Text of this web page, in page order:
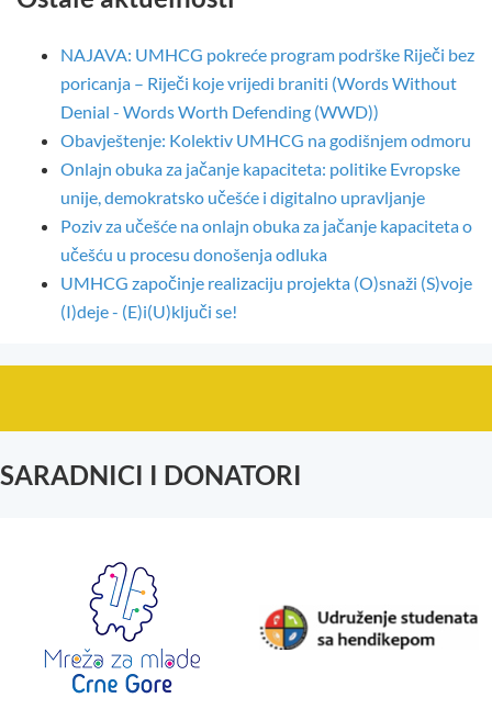
NAJAVA: UMHCG pokreće program podrške Riječi bez
poricanja – Riječi koje vrijedi braniti (Words Without
Denial - Words Worth Defending (WWD))
Obavještenje: Kolektiv UMHCG na godišnjem odmoru
Onlajn obuka za jačanje kapaciteta: politike Evropske
unije, demokratsko učešće i digitalno upravljanje
Poziv za učešće na onlajn obuka za jačanje kapaciteta o
učešću u procesu donošenja odluka
UMHCG započinje realizaciju projekta (O)snaži (S)voje
(I)deje - (E)i(U)ključi se!
SARADNICI I DONATORI